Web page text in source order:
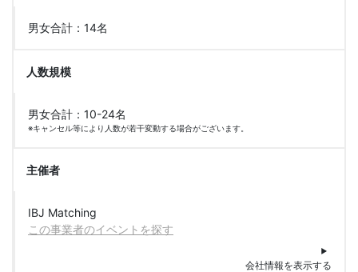
男女合計：14名
人数規模
男女合計：10-24名
※キャンセル等により人数が若干変動する場合がございます。
主催者
IBJ Matching
この事業者のイベントを探す
会社情報を表示する